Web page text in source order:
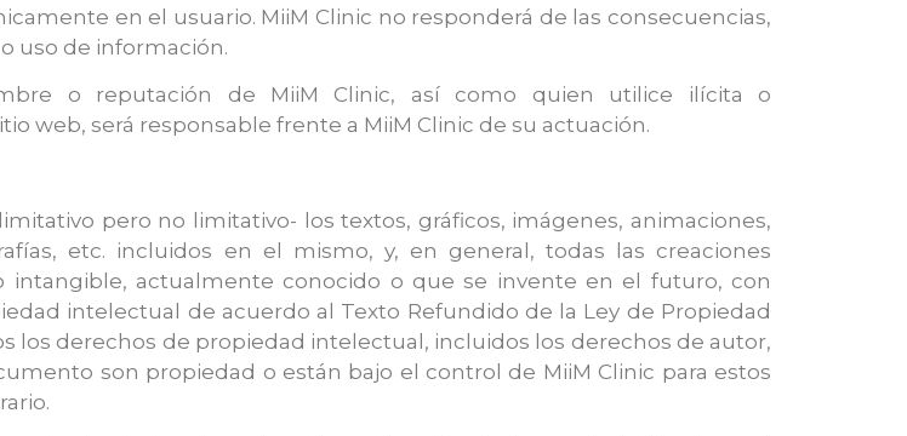
en el usuario. MiiM Clinic no responderá de las consecuencias,
uso de información.
o reputación de MiiM Clinic, así como quien utilice ilícita o
web, será responsable frente a MiiM Clinic de su actuación.
pero no limitativo- los textos, gráficos, imágenes, animaciones,
etc. incluidos en el mismo, y, en general, todas las creaciones
actualmente conocido o que se invente en el futuro, con
intelectual de acuerdo al Texto Refundido de la Ley de Propiedad
los derechos de propiedad intelectual, incluidos los derechos de autor,
son propiedad o están bajo el control de MiiM Clinic para estos